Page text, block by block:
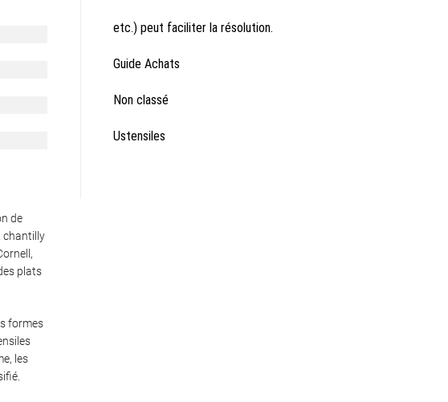
de
chantilly
plats
formes
les
etc.) peut faciliter la résolution.
Guide Achats
Non classé
Ustensiles